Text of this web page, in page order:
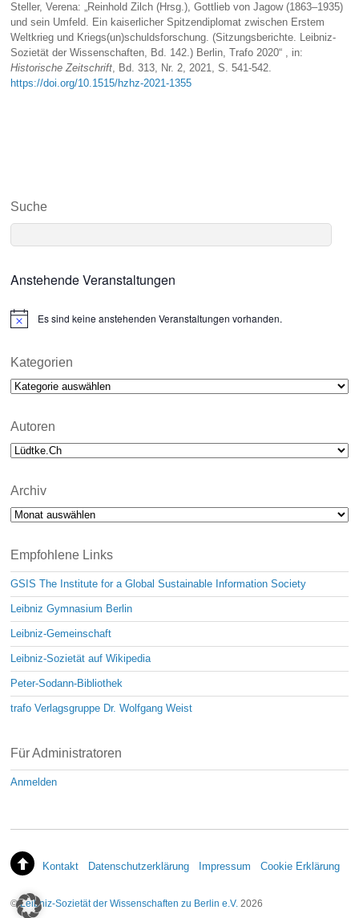
Steller, Verena: „Reinhold Zilch (Hrsg.), Gottlieb von Jagow (1863–1935)
und sein Umfeld. Ein kaiserlicher Spitzendiplomat zwischen Erstem
Weltkrieg und Kriegs(un)schuldsforschung. (Sitzungsberichte. Leibniz-
Sozietät der Wissenschaften, Bd. 142.) Berlin, Trafo 2020“ , in:
Historische Zeitschrift, Bd. 313, Nr. 2, 2021, S. 541-542.
https://doi.org/10.1515/hzhz-2021-1355
Suche
Anstehende Veranstaltungen
N
i
e
Es sind keine anstehenden Veranstaltungen vorhanden.
Kategorien
Kategorien
Autoren
Archiv
Archiv
Empfohlene Links
GSIS The Institute for a Global Sustainable Information Society
Leibniz Gymnasium Berlin
Leibniz-Gemeinschaft
Leibniz-Sozietät auf Wikipedia
Peter-Sodann-Bibliothek
trafo Verlagsgruppe Dr. Wolfgang Weist
Für Administratoren
Anmelden
Kontakt Datenschutzerklärung Impressum Cookie Erklärung
©Leibniz-Sozietät der Wissenschaften zu Berlin e.V. 2026